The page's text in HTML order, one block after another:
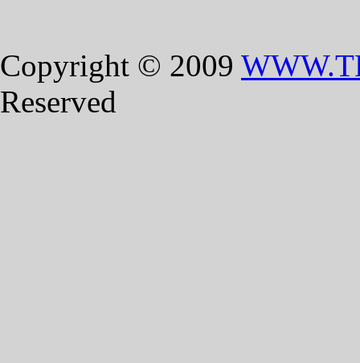
Copyright © 2009
Reserved